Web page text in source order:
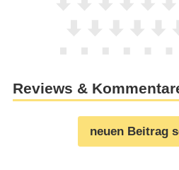
Reviews &
neuen Beitrag